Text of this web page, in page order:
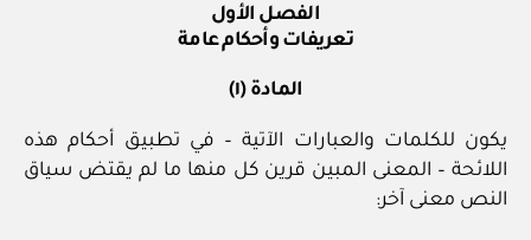
الفصل الأول
تعريفات وأحكام عامة
المادة (١)
يكون للكلمات والعبارات الآتية – في تطبيق أحكام هذه
اللائحة – المعنى المبين قرين كل منها ما لم يقتض سياق
النص معنى آخر: